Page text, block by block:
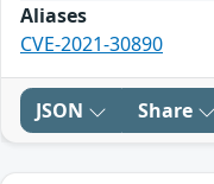
Aliases
CVE-2021-30890
JSON Share